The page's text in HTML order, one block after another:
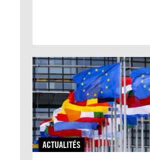
ACTUALITÉS